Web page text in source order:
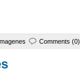
Comments (0)